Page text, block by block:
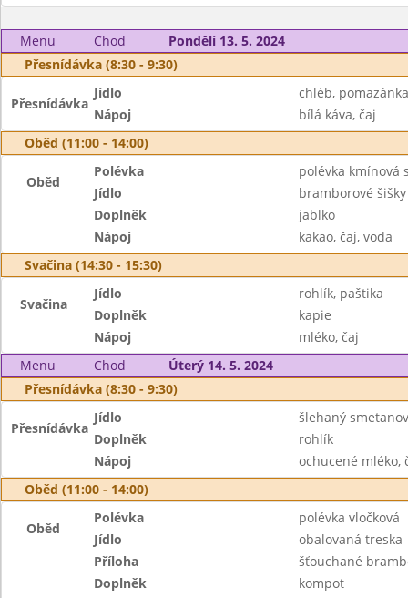
Menu Chod
Pondělí 13. 5. 2024
Přesnídávka (8:30 - 9:30)
Přesnídávka
Jídlo
chléb,
Nápoj
bílá káva, čaj
Oběd (11:00 - 14:00)
Oběd
Polévka
polévka kmínová
Jídlo
bramborové
Doplněk
jablko
Nápoj
kakao, čaj, voda
Svačina (14:30 - 15:30)
Svačina
Jídlo
rohlík, paštika
Doplněk
kapie
Nápoj
mléko, čaj
Menu
Chod
Úterý 14. 5. 2024
Přesnídávka (8:30 - 9:30)
Přesnídávka
Jídlo
šlehaný
Doplněk
rohlík
Nápoj
ochucené mléko,
Oběd (11:00 - 14:00)
Oběd
Polévka
polévka vločková
Jídlo
obalovaná treska
Příloha
šťouchané
Doplněk
kompot